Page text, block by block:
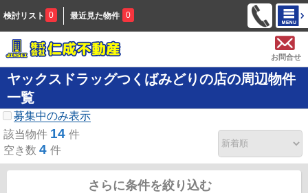
検討リスト 0 最近見た物件 0
お問合せ
ヤックスドラッグつくばみどりの店の周辺物件
一覧
募集中のみ表示
該当物件 14 件
空き数 4 件
さらに条件を絞り込む